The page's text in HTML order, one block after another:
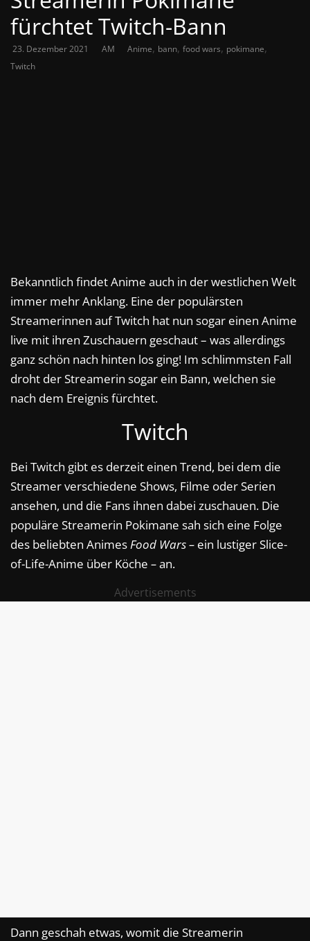
fürchtet Twitch-Bann
23. Dezember 2021 AM Anime, bann, food wars, pokimane,
Twitch
Bekanntlich findet Anime auch in der westlichen Welt
immer mehr Anklang. Eine der populärsten
Streamerinnen auf Twitch hat nun sogar einen Anime
live mit ihren Zuschauern geschaut – was allerdings
ganz schön nach hinten los ging! Im schlimmsten Fall
droht der Streamerin sogar ein Bann, welchen sie
nach dem Ereignis fürchtet.
Twitch
Bei Twitch gibt es derzeit einen Trend, bei dem die
Streamer verschiedene Shows, Filme oder Serien
ansehen, und die Fans ihnen dabei zuschauen. Die
populäre Streamerin Pokimane sah sich eine Folge
des beliebten AnimesFood Wars – ein lustiger Slice-
of-Life-Anime über Köche –an.
Advertisements
Dann geschah etwas, womit die Streamerin